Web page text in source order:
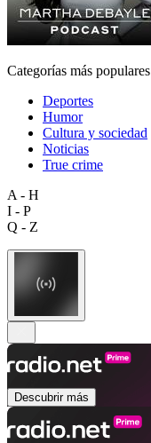
Categorías más populares
Deportes
Humor
Cultura y sociedad
Noticias
True crime
A - H
I - P
Q - Z
Descubrir más